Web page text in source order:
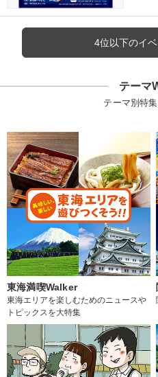
4位以下のイ
テーマ
テーマ別特
東海満喫Walker
東海エリアを楽しむためのニュースや
トピックスを大特集